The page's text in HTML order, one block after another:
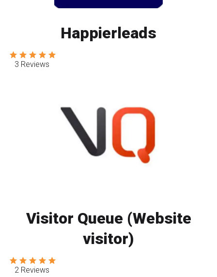
Happierleads
3 Reviews
Visitor Queue (Website
visitor)
2 Reviews